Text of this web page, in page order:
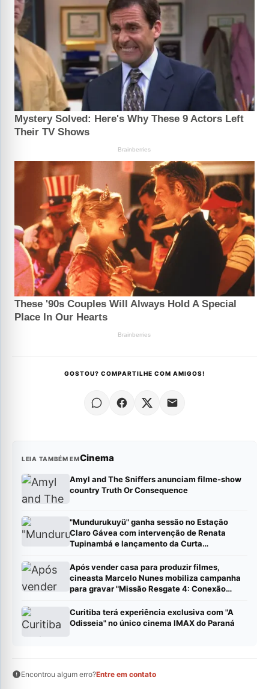
GOSTOU? COMPARTILHE COM AMIGOS!
LEIA TAMBÉM EMCinema
Amyl and The Sniffers anunciam filme-show
country Truth Or Consequence
"Mundurukuyü" ganha sessão no Estação
Claro Gávea com intervenção de Renata
Tupinambá e lançamento da Curta
Após vender casa para produzir filmes,
cineasta Marcelo Nunes mobiliza campanha
para gravar "Missão Resgate 4: Conexão
Curitiba terá experiência exclusiva com "A
Odisseia" no único cinema IMAX do Paraná
Encontrou algum erro?Entre em contato